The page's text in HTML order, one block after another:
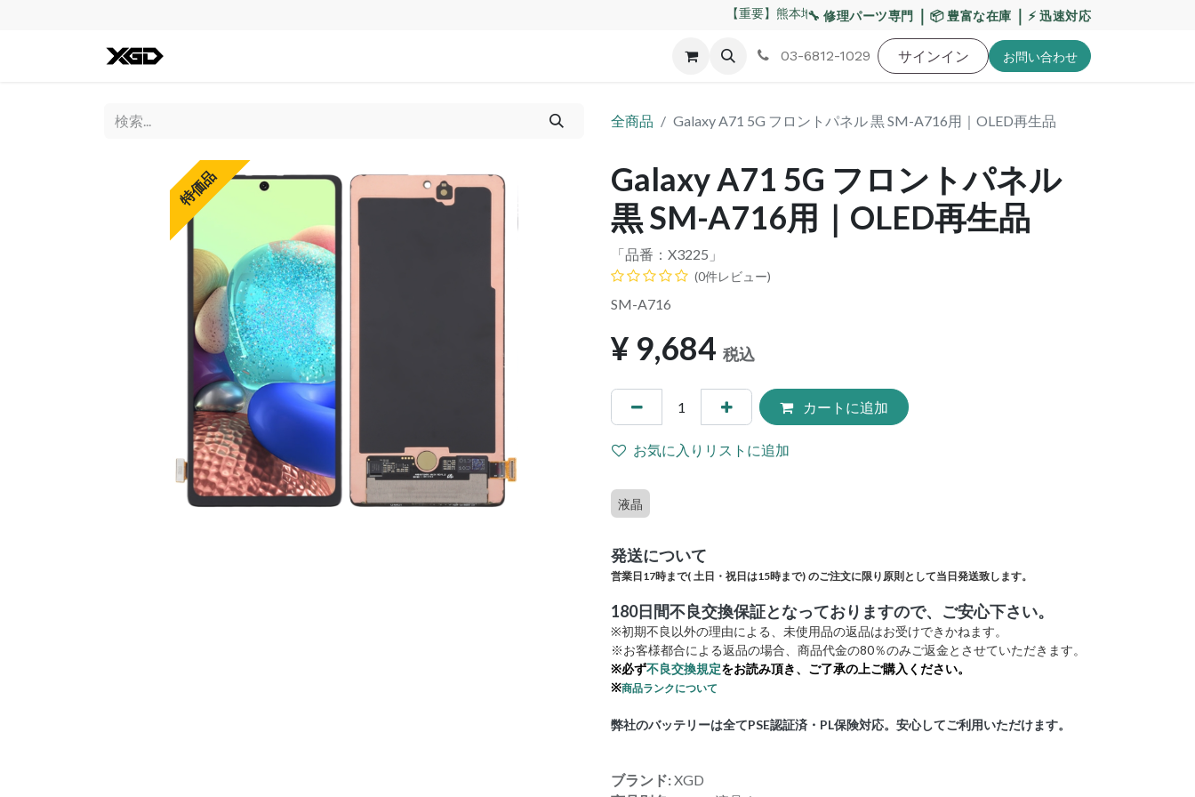
【重要】熊本地震・お盆期間の配送への影響について
🔧 修理パーツ専門 ｜ 📦 豊富な在庫 ｜ ⚡ 迅速対応
不良交換規定 ゲーム機 バッテリー 工具・備品 特価品 ポイントに関して
03-6812-1029 サインイン お問い​合わせ
全商品 Galaxy A71 5G フロントパネル 黒 SM-A716用｜OLED再生品
特価品
Galaxy A71 5G フロントパネル
黒 SM-A716用｜OLED再生品
「品番： X3225 」
(0件レビュー)
SM-A716
¥ 9,684 税込
カートに追加
お気に入りリストに追加
液晶
発送について
営業日17時まで( 土日・祝日は15時まで) のご注文に限り原則として当日発送致します。
180日間不良交換保証となっておりますので、ご安心下さい。
※初期不良以外の理由による、未使用品の返品はお受けできかねます。
※お客様都合による返品の場合、商品代金の80％のみご返金とさせていただきます。
※必ず不良交換規定をお読み頂き、ご了承の上ご購入ください。
※商品ランクについて
弊社のバッテリーは全てPSE認証済・PL保険対応。安心してご利用いただけます。
ブランド:XGD